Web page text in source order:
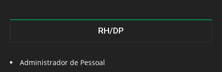
RH/DP
Administrador de Pessoal